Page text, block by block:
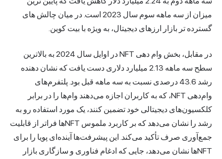
میزان از سه ماهه سوم سال 2023 است. در میان چالش های
گسترده تر بازار ارزهای دیجیتال، به ویژه با بیت کوین.
در مقابل، بخش وام دهی NFT در اوایل سال 2024 به بالاترین
سطح سه ماهه 2.13 میلیارد دلاری دست یافت که نشان دهنده
رشد 43.6 درصدی نسبت به سه ماهه قبل بود. پلتفرم‌های
وام‌دهی NFT، که به کاربران اجازه می‌دهند وام‌ها را در برابر
کلکسیون‌های دیجیتالی خود تضمین کنند، یک مورد استفاده رو به
رشد را نشان می‌دهد که بر کاربرد ملموس NFT‌ها فراتر از قابلیت
جمع‌آوری صرف تأکید می‌کند. این پیشرفت‌ها آینده‌ای پویا را برای
NFT‌ها نشان می‌دهد، جایی که ادغام فناوری و سازگاری بازار